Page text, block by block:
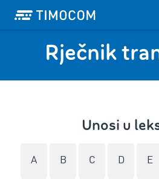
Rječnik
Unosi u
A B C D E